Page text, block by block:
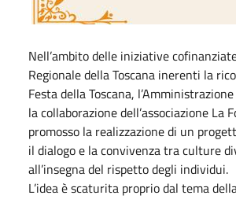
Nell’ambito delle iniziative
Regionale della Toscana inerenti la
Festa della Toscana,
la collaborazione dell’associazione La
promosso la realizzazione di un
il dialogo e la convivenza tra culture
all’insegna del rispetto degli individui.
L’idea è scaturita proprio dal tema